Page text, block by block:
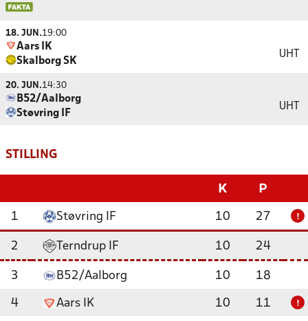
18. JUN.19:00
Aars IK
Skalborg SK
UHT
20. JUN.14:30
B52/Aalborg
Støvring IF
UHT
STILLING
K P
1 Støvring IF 10 27 !
2 Terndrup IF 10 24
3 B52/Aalborg 10 18
4 Aars IK 10 11 !